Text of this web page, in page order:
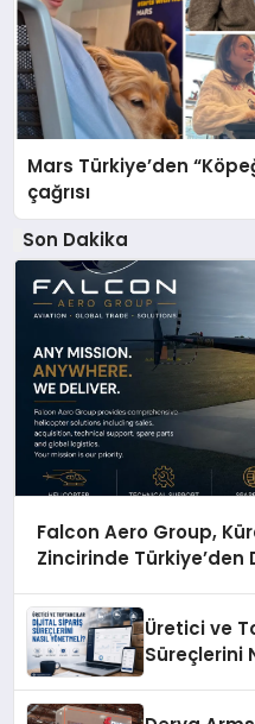
Mars Türkiye’den
çağrısı
Son Dakika
Falcon Aero Group,
Zincirinde Türkiye’den
Üretici ve
Süreçlerini